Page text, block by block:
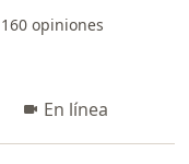
160 opiniones
En línea